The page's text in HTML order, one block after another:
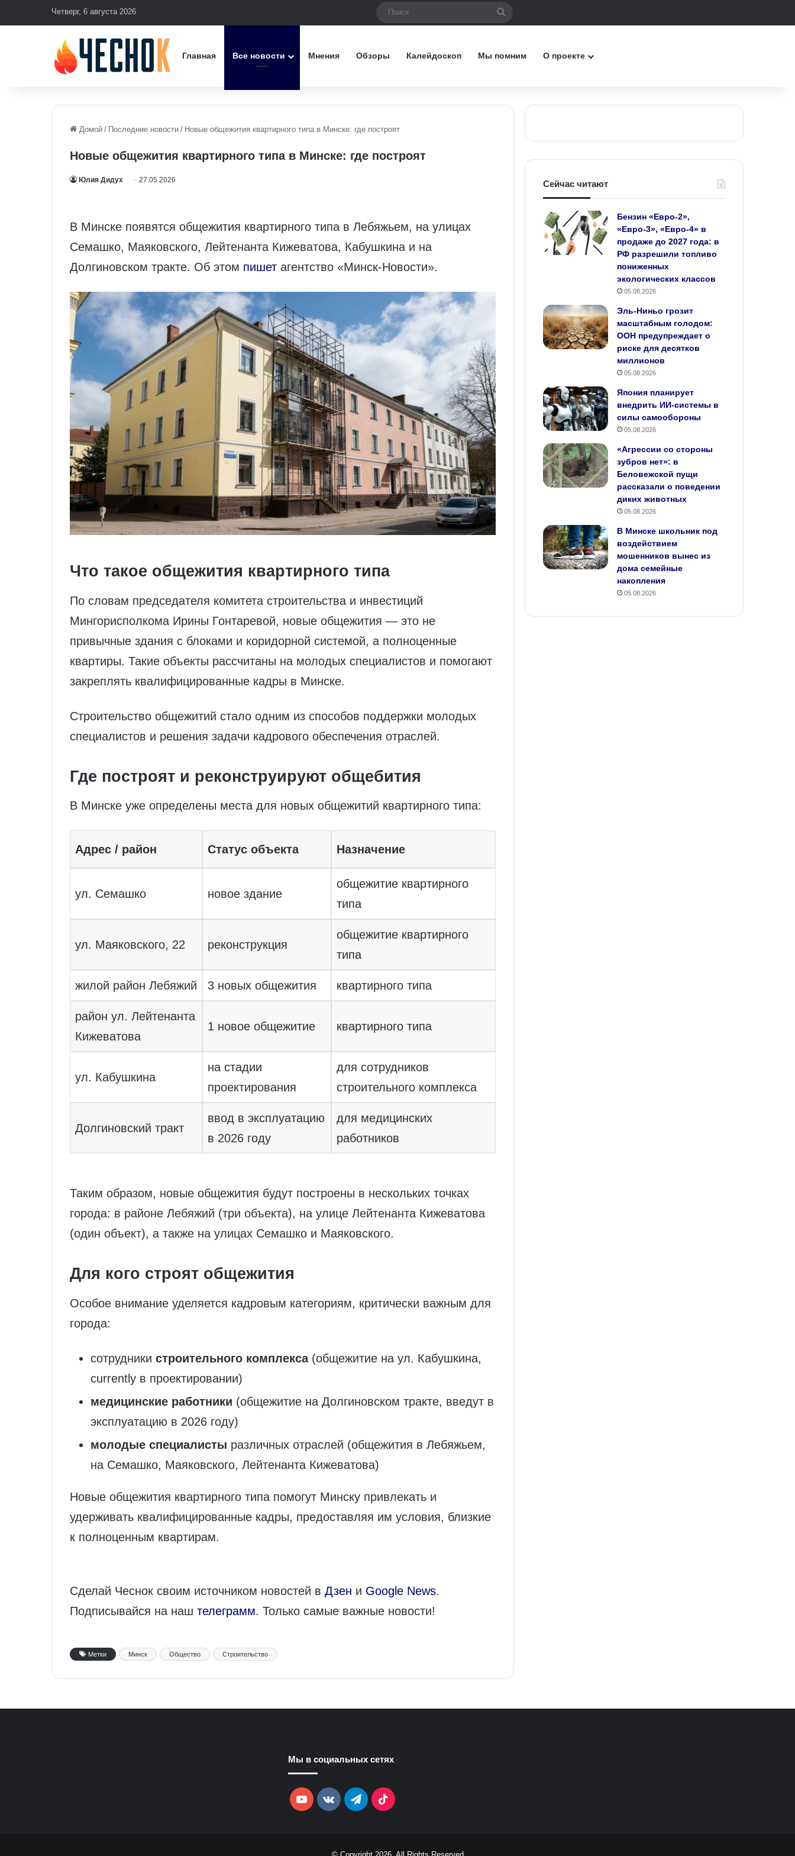
Четверг, 6 августа 2026
Главная Все новости Мнения Обзоры Калейдоскоп Мы помним О проекте
Домой / Последние новости / Новые общежития квартирного типа в Минске: где построят
Новые общежития квартирного типа в Минске: где построят
Юлия Дидух 27.05.2026
В Минске появятся общежития квартирного типа в Лебяжьем, на улицах
Семашко, Маяковского, Лейтенанта Кижеватова, Кабушкина и на
Долгиновском тракте. Об этом пишет агентство «Минск-Новости».
Что такое общежития квартирного типа
По словам председателя комитета строительства и инвестиций
Мингорисполкома Ирины Гонтаревой, новые общежития — это не
привычные здания с блоками и коридорной системой, а полноценные
квартиры. Такие объекты рассчитаны на молодых специалистов и помогают
закреплять квалифицированные кадры в Минске.
Строительство общежитий стало одним из способов поддержки молодых
специалистов и решения задачи кадрового обеспечения отраслей.
Где построят и реконструируют общебития
В Минске уже определены места для новых общежитий квартирного типа:
Адрес / район Статус объекта Назначение
ул. Семашко новое здание
общежитие квартирного
типа
ул. Маяковского, 22 реконструкция
общежитие квартирного
типа
жилой район Лебяжий 3 новых общежития квартирного типа
район ул. Лейтенанта
Кижеватова
1 новое общежитие квартирного типа
ул. Кабушкина
на стадии
проектирования
для сотрудников
строительного комплекса
Долгиновский тракт
ввод в эксплуатацию
в 2026 году
для медицинских
работников
Таким образом, новые общежития будут построены в нескольких точках
города: в районе Лебяжий (три объекта), на улице Лейтенанта Кижеватова
(один объект), а также на улицах Семашко и Маяковского.
Для кого строят общежития
Особое внимание уделяется кадровым категориям, критически важным для
города:
сотрудники строительного комплекса(общежитие на ул. Кабушкина,
currently в проектировании)
медицинские работники (общежитие на Долгиновском тракте, введут в
эксплуатацию в 2026 году)
молодые специалисты различных отраслей (общежития в Лебяжьем,
на Семашко, Маяковского, Лейтенанта Кижеватова)
Новые общежития квартирного типа помогут Минску привлекать и
удерживать квалифицированные кадры, предоставляя им условия, близкие
к полноценным квартирам.
Сделай Чеснок своим источником новостей в Дзен и Google News.
Подписывайся на наш телеграмм. Только самые важные новости!
Метки Минск Общество Строительство
Сейчас читают
Бензин «Евро‑2»,
«Евро‑3», «Евро‑4» в
продаже до 2027 года: в
РФ разрешили топливо
пониженных
экологических классов
05.08.2026
Эль-Ниньо грозит
масштабным голодом:
ООН предупреждает о
риске для десятков
миллионов
05.08.2026
Япония планирует
внедрить ИИ‑системы в
силы самообороны
05.08.2026
«Агрессии со стороны
зубров нет»: в
Беловежской пущи
рассказали о поведении
диких животных
05.08.2026
В Минске школьник под
воздействием
мошенников вынес из
дома семейные
накопления
05.08.2026
Мы в социальных сетях
YouTubevk.comTelegramTikTok